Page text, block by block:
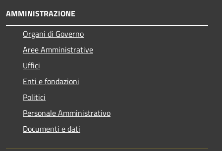
AMMINISTRAZIONE
Organi di Governo
Aree Amministrative
Uffici
Enti e fondazioni
Politici
Personale Amministrativo
Documenti e dati